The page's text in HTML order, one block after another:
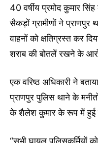
40 वर्षीय प्रमोद कुमार
सैकड़ों ग्रामीणों ने प्राणपुर
वाहनों को क्षतिग्रस्त कर
शराब की बोतलें रखने के
एक वरिष्ठ अधिकारी ने
प्राणपुर पुलिस थाने के
के शैलेश कुमार के रूप में हुई